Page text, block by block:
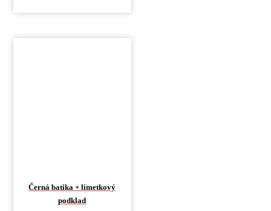
Černá batika + limetkový
podklad